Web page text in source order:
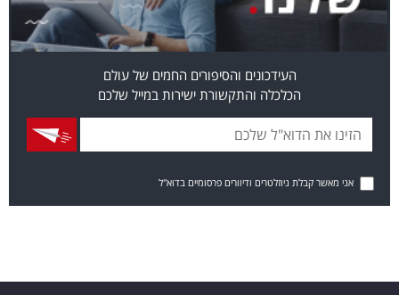
העידכונים והסיפורים החמים של עולם
הכלכלה והתקשורת ישירות במייל שלכם
אני מאשר קבלת ניוזלטרים ודיוורים פרסומיים בדוא"ל